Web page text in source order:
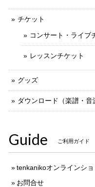
チケット
コンサート・ライブ
レッスンチケット
グッズ
ダウンロード（楽譜・音
Guide ご利用ガイド
tenkanikoオンラインシ
お問合せ